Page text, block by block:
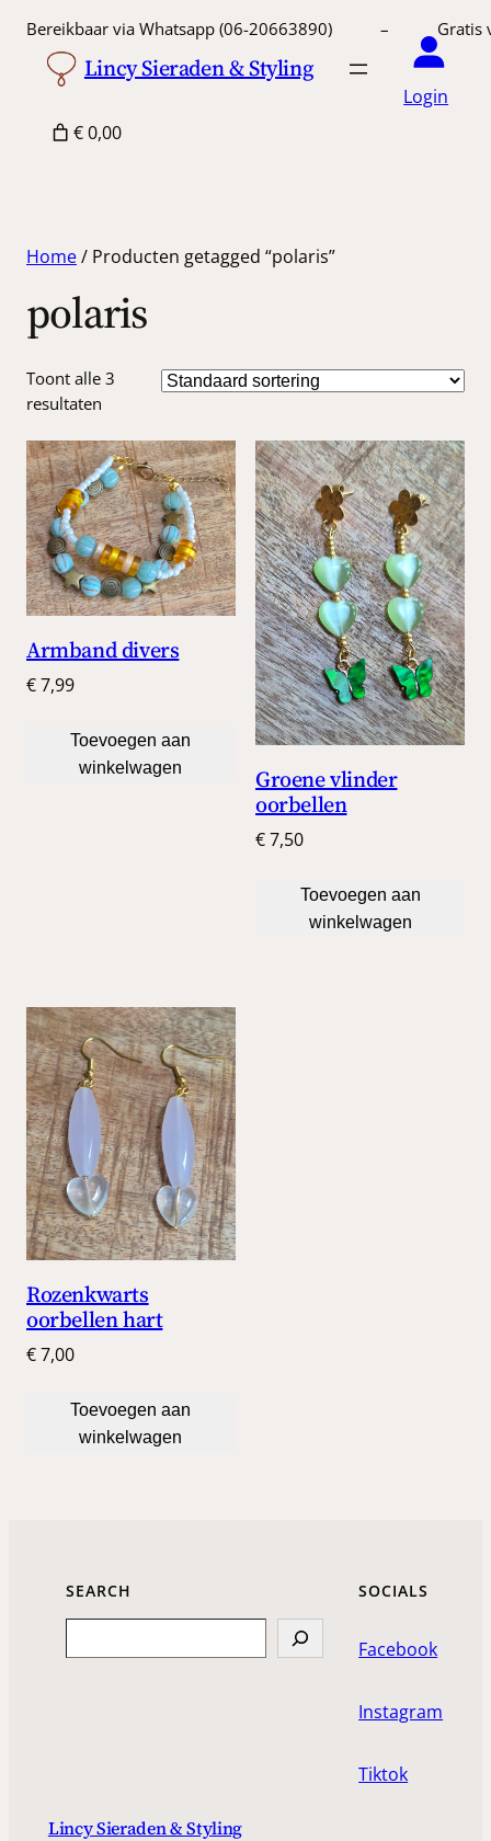
Bereikbaar via Whatsapp (06-20663890) –
Lincy Sieraden & Styling
Login
€ 0,00
Home/ Producten getagged “polaris”
polaris
Toont alle 3
resultaten
Armband divers
€7,99
Toevoegen aan
winkelwagen
Groene vlinder
oorbellen
€7,50
Toevoegen aan
winkelwagen
Rozenkwarts
oorbellen hart
€7,00
Toevoegen aan
winkelwagen
SEARCH SOCIALS
Facebook
Instagram
Tiktok
Lincy Sieraden & Styling